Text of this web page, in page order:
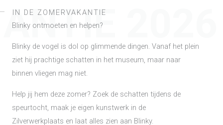
ANTIE 2026
IN DE ZOMERVAKANTIE
Blinky ontmoeten en helpen?
Blinky de vogel is dol op glimmende dingen. Vanaf het plein
ziet hij prachtige schatten in het museum, maar naar
binnen vliegen mag niet.
Help jij hem deze zomer? Zoek de schatten tijdens de
speurtocht, maak je eigen kunstwerk in de
Zilverwerkplaats en laat alles zien aan Blinky.